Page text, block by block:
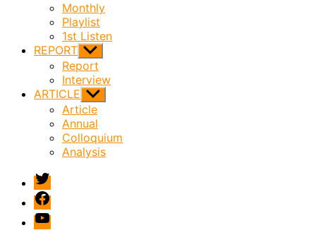
Monthly
Playlist
1st Listen
REPORT Show
sub
menu
Report
Interview
ARTICLE Show
sub
menu
Article
Annual
Colloquium
Analysis
twitter
facebook
Youtube